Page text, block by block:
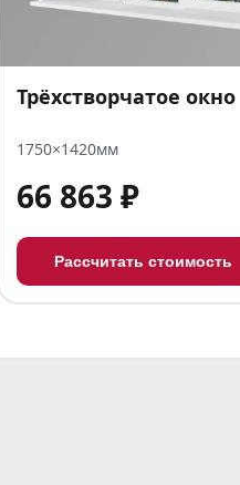
Трёхстворчатое окно
1750×1420мм
66 863 ₽
Рассчитать стоимость